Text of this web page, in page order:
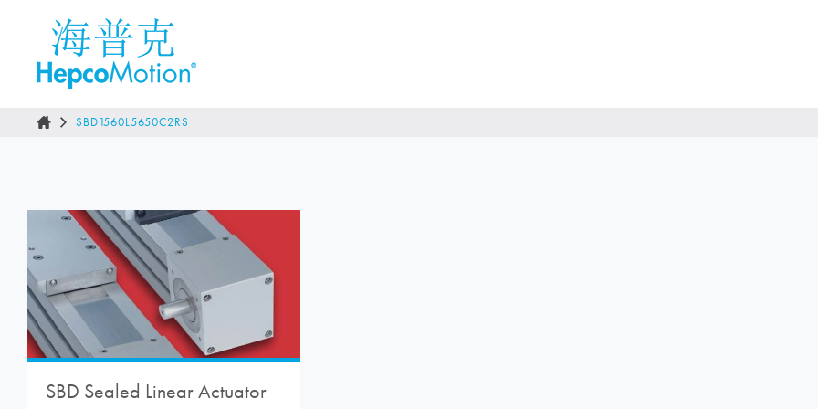
SBD1560L5650C2RS
SBD Sealed Linear Actuator